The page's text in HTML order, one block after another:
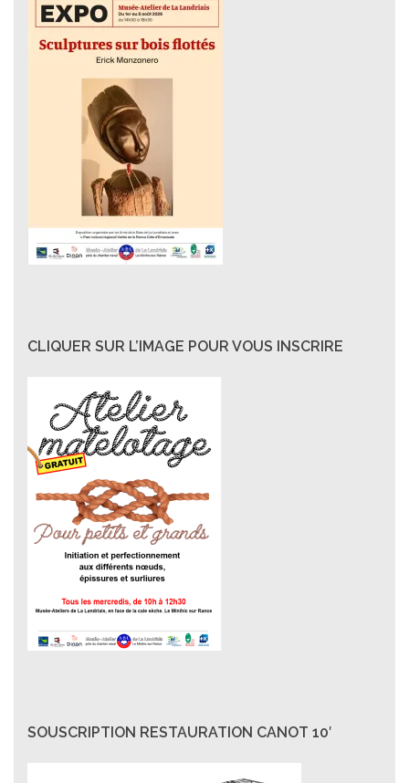
CLIQUER SUR L’IMAGE POUR VOUS INSCRIRE
SOUSCRIPTION RESTAURATION CANOT 10′